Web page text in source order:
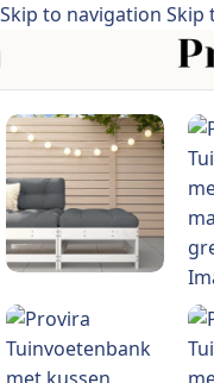
Skip to navigation Skip
Meubelen >